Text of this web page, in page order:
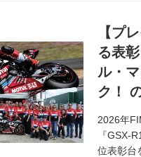
【プ
る表
ル・
ク！
2026年
『GSX-
位表彰台